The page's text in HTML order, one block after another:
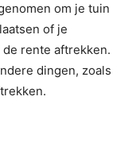
om je tuin
of je
rente aftrekken.
dingen, zoals